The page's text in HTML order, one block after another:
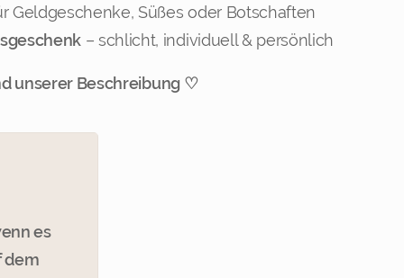
Geldgeschenke, Süßes oder Botschaften
– schlicht, individuell & persönlich
unserer Beschreibung ♡
es
dem